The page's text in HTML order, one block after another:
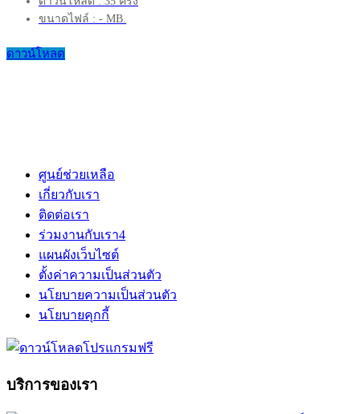
ขนาดไฟล์ : - MB.
ดาวน์โหลด
ศูนย์ช่วยเหลือ
เกี่ยวกับเรา
ติดต่อเรา
ร่วมงานกับเรา4
แผนผังเว็บไซต์
ตั้งค่าความเป็นส่วนตัว
นโยบายความเป็นส่วนตัว
นโยบายคุกกี้
บริการของเรา